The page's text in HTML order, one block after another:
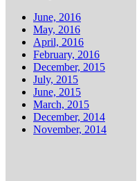
June, 2016
May, 2016
April, 2016
February, 2016
December, 2015
July, 2015
June, 2015
March, 2015
December, 2014
November, 2014